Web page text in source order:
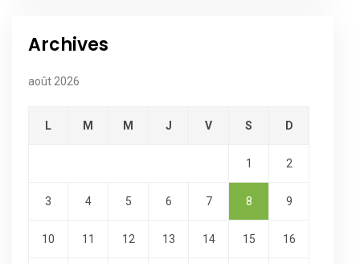
Archives
août 2026
L M M J V S D
1 2
3 4 5 6 7 8 9
10 11 12 13 14 15 16